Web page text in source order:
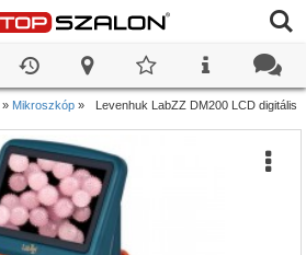
» Mikroszkóp »
Levenhuk LabZZ DM200 LCD digitális
0
0